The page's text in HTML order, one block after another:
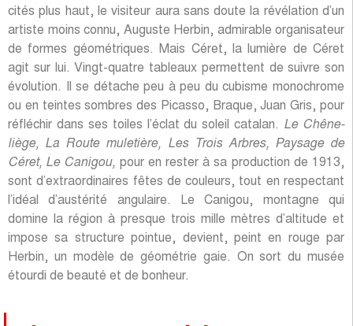
cités plus haut, le visiteur aura sans doute la révélation d’un
artiste moins connu, Auguste Herbin, admirable organisateur
de formes géométriques. Mais Céret, la lumière de Céret
agit sur lui. Vingt-quatre tableaux permettent de suivre son
évolution. Il se détache peu à peu du cubisme monochrome
ou en teintes sombres des Picasso, Braque, Juan Gris, pour
réfléchir dans ses toiles l’éclat du soleil catalan. Le Chêne-
liège, La Route muletière, Les Trois Arbres, Paysage de
Céret, Le Canigou, pour en rester à sa production de 1913,
sont d’extraordinaires fêtes de couleurs, tout en respectant
l’idéal d’austérité angulaire. Le Canigou, montagne qui
domine la région à presque trois mille mètres d’altitude et
impose sa structure pointue, devient, peint en rouge par
Herbin, un modèle de géométrie gaie. On sort du musée
étourdi de beauté et de bonheur.